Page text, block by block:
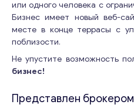
или одного человека с
Бизнес имеет новый веб-
месте в конце террасы с
поблизости.
Не упустите возможность
бизнес!
Представлен